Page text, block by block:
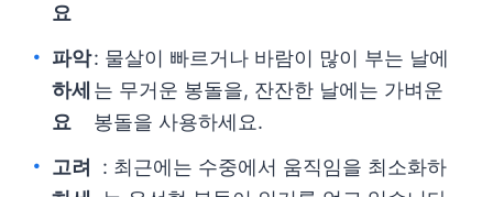
요
파악
하세
요
: 물살이 빠르거나 바람이 많이 부는 날에
는 무거운 봉돌을, 잔잔한 날에는 가벼운
봉돌을 사용하세요.
고려
: 최근에는 수중에서 움직임을 최소화하